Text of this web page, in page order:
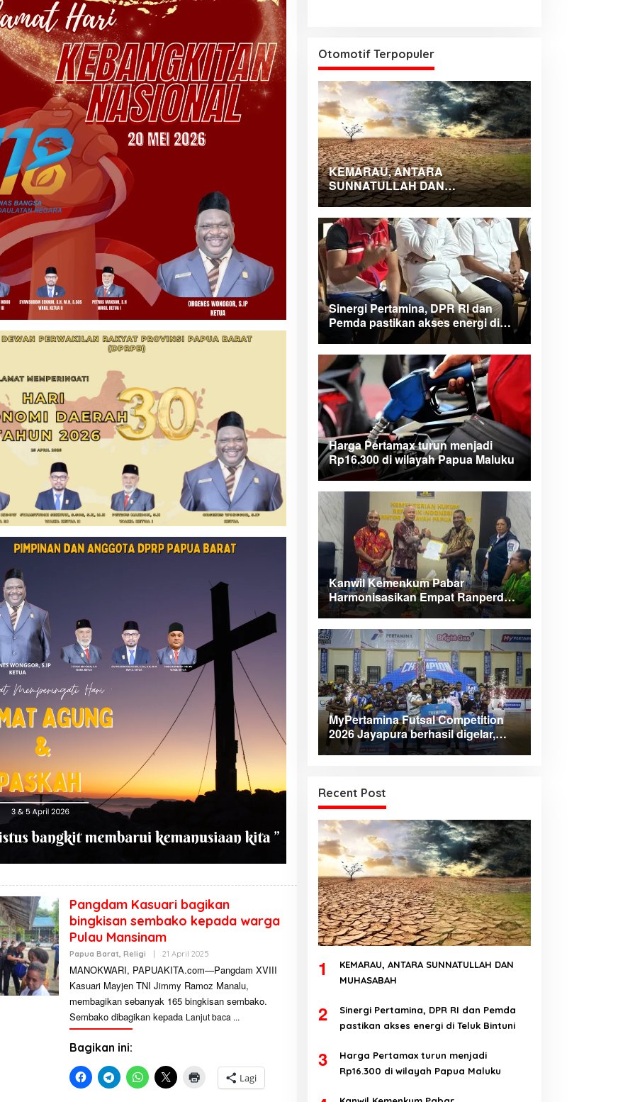
Pangdam Kasuari bagikan
bingkisan sembako kepada warga
Pulau Mansinam
Papua Barat, Religi 21 April 2025
E
H
D
M
I
MANOKWARI, PAPUAKITA.com—Pangdam XVIII
Kasuari Mayjen TNI Jimmy Ramoz Manalu,
membagikan sebanyak 165 bingkisan sembako.
Sembako dibagikan kepada Lanjut baca
Bagikan ini:
Lagi
Otomotif Terpopuler
KEMARAU, ANTARA
SUNNATULLAH DAN
MUHASABAH
Sinergi Pertamina, DPR RI dan
Pemda pastikan akses energi di
Teluk Bintuni
Harga Pertamax turun menjadi
Rp16.300 di wilayah Papua Maluku
Kanwil Kemenkum Pabar
Harmonisasikan Empat Ranperda
Kabupaten Teluk Wondama
MyPertamina Futsal Competition
2026 Jayapura berhasil digelar,
dorong talenta muda berprestasi
Recent Post
1
KEMARAU, ANTARA SUNNATULLAH DAN
MUHASABAH
2
Sinergi Pertamina, DPR RI dan Pemda
pastikan akses energi di Teluk Bintuni
3
Harga Pertamax turun menjadi
Rp16.300 di wilayah Papua Maluku